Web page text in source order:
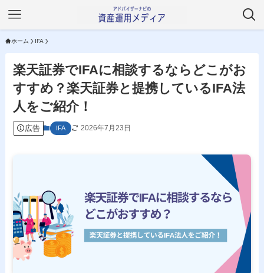
ホーム IFA
楽天証券でIFAに相談するならどこがお
すすめ？楽天証券と提携しているIFA法
人をご紹介！
広告 IFA 2026年7月23日